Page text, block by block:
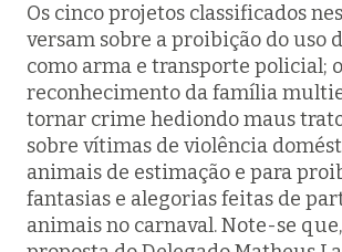
Os cinco projetos classificados
versam sobre a proibição do uso
como arma e transporte policial; o
reconhecimento da família
tornar crime hediondo maus
sobre vítimas de violência
animais de estimação e para
fantasias e alegorias feitas de
animais no carnaval. Note-se